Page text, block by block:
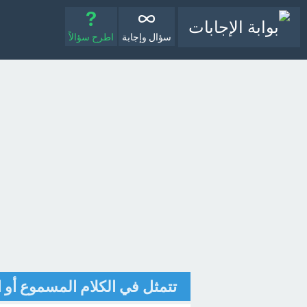
سؤال وإجابة اطرح سؤالاً
تتمثل في الكلام المسموع